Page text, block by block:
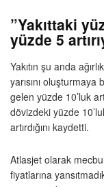
”Yakıttaki
yüzde 5
Yakıtın şu anda
yarısını oluşturmaya
gelen yüzde 10’luk
dövizdeki yüzde
artırdığını kaydetti.
Atlasjet olarak
fiyatlarına